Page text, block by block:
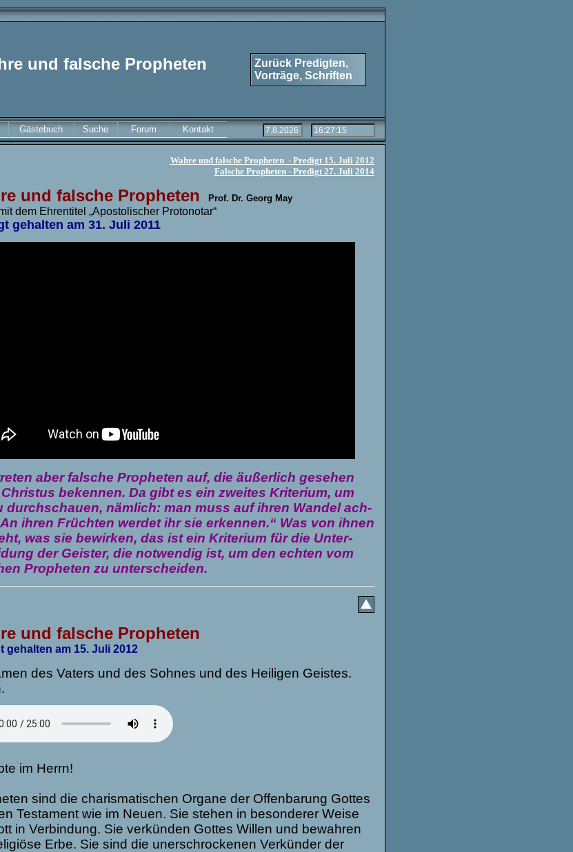
und falsche Propheten
Zurück Predigten,
Vorträge, Schriften
Gästebuch Suche Forum Kontakt
Wahre und falsche Propheten - Predigt 15. Juli 2012
Falsche Propheten - Predigt 27. Juli 2014
und falsche Propheten Prof. Dr. Georg May
dem Ehrentitel „Apostolischer Protonotar“
gehalten am 31. Juli 2011
aber fal­sche Pro­phe­ten auf, die äußer­lich gese­hen
beken­nen. Da gibt es ein zwei­tes Kri­te­rium, um
durch­schauen, näm­lich: man muss auf ihren Wan­del ach­
ihren Früch­ten wer­det ihr sie erken­nen.“ Was von ihnen
was sie bewir­ken, das ist ein Kri­te­rium für die Unter­
der Geis­ter, die not­wen­dig ist, um den ech­ten vom
Pro­phe­ten zu unter­schei­den.
und falsche Propheten
gehalten am 15. Juli 2012
des Vaters und des Soh­nes und des Hei­li­gen Geis­tes.
im Herrn!
sind die charismatischen Organe der Offen­ba­rung Got­tes
Testament wie im Neuen. Sie ste­hen in beson­de­rer Weise
in Ver­bin­dung. Sie ver­kün­den Got­tes Wil­len und bewah­ren
Erbe. Sie sind die uner­schro­cke­nen Ver­kün­der der